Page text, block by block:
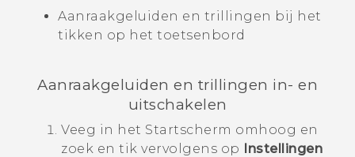
Aanraakgeluiden en trillingen bij het
tikken op het toetsenbord
Aanraakgeluiden en trillingen in- en
uitschakelen
Veeg in het Startscherm omhoog en
zoek en tik vervolgens op Instellingen